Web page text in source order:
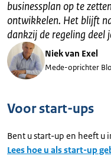
businessplan op te
ontwikkelen. Het blijft
dankzij de regeling deel
Niek van Exel
Mede-oprichter
Voor start-ups
Bent u start-up en heeft u
Lees hoe u als start-up